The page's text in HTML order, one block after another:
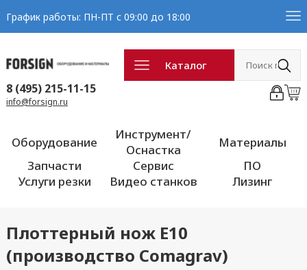
График работы: ПН-ПТ с 09:00 до 18:00
Каталог
8 (495) 215-11-15
info@forsign.ru
Оборудование
Инструмент/
Оснастка
Материалы
Запчасти
Сервис
ПО
Услуги резки
Видео станков Лизинг
Плоттерный нож E10
(производство Comagrav)